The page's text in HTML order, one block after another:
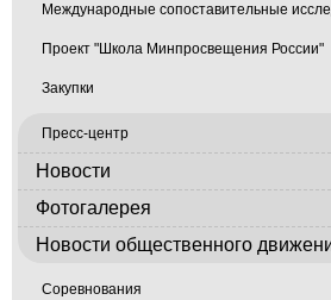
Международные сопоставительные
Проект "Школа Минпросвещения России"
Закупки
Пресс-центр
Новости
Фотогалерея
Новости общественного
Соревнования